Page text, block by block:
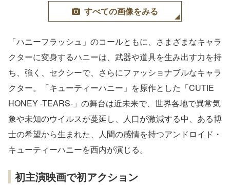
すべての画像をみる
「ハニーフラッシュ」のコールともに、さまざまなキャラ
クターに変身するハニーは、武器や道具を生み出す力を持
ち、強く、セクシーで、さらにファッショナブルなキャラ
クター。「キューティーハニー」を原作とした「CUTIE
HONEY -TEARS-」の舞台は近未来で、世界各地で異常気
象や未知のウイルスが蔓延し、人口が激減する中、ある博
士の希望から生まれた、人間の感情を持つアンドロイド・
キューティーハニーを西内が演じる。
初主演映画で初アクション